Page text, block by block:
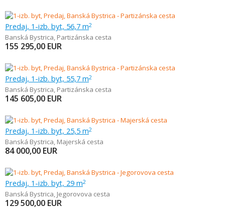
Predaj, 1-izb. byt, 56,7 m2
Banská Bystrica, Partizánska cesta
155 295,00 EUR
Predaj, 1-izb. byt, 55,7 m2
Banská Bystrica, Partizánska cesta
145 605,00 EUR
Predaj, 1-izb. byt, 25,5 m2
Banská Bystrica, Majerská cesta
84 000,00 EUR
Predaj, 1-izb. byt, 29 m2
Banská Bystrica, Jegorovova cesta
129 500,00 EUR